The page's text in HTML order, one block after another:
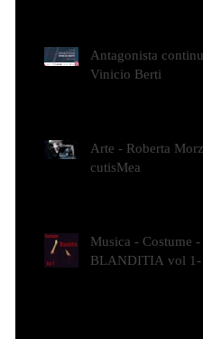
Antagonista
Vinicio Berti
Arte - Roberta
cutisMea
Musica - Costume -
BLANDITIA vol 1-